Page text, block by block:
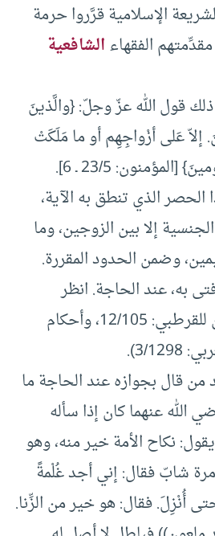
الإسلامية قرَّروا حرمة
الفقهاءالشافعية
قول الله عزّ وجلّ‏:‏ ‏{‏والَّذينَ
عَلى أزْواجِهِم أو ما مَلَكَتْ
23/5 ـ 6‏]‏‏.‏
الذي تنطق به الآية‏،‏
إلا بين الزوجين‏،‏ وما
وضمن الحدود المقررة‏.‏
به‏،‏ عند الحاجة‏.‏ انظر
‏(‏الجامع لأحكام القرآن للقرطبي‏:‏ 12/105‏،‏ وأحكام
قال بجوازه عند الحاجة ما
الله عنهما كان إذا سأله
نكاح الأمة خير منه‏،‏ وهو
شابّ فقال‏:‏ إني أجد غُلْمةً
أُنْزِلَ‏.‏ فقال‏:‏ هو خير من الزِّنا‏.‏